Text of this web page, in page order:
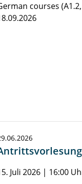
courses
Juli 2026 | 16:00